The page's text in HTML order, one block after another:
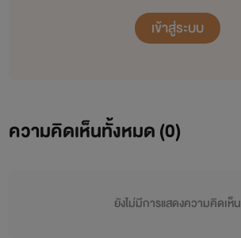
เข้าสู่ระบบ
ความคิดเห็นทั้งหมด (0)
ยังไม่มีการแสดงความคิดเห็น